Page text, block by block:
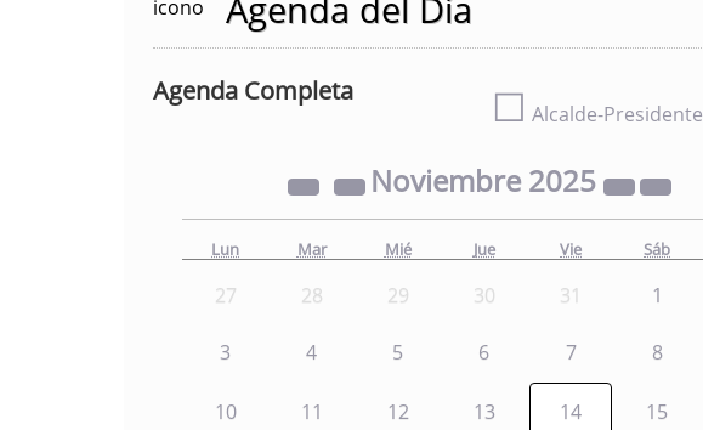
Agenda del Día
Agenda Completa ☐ Alcalde-Presidente
Noviembre 2025
Lun Mar Mié Jue Vie Sáb
27 28 29 30 31 1
3 4 5 6 7 8
10 11 12 13 14 15